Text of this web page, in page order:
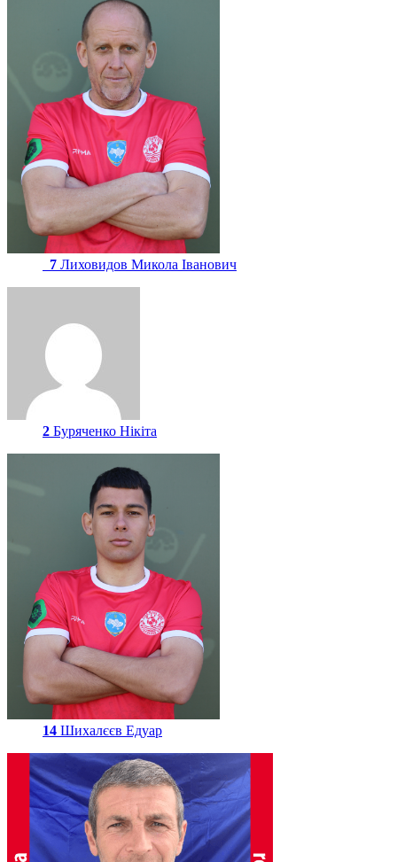
7 Лиховидов Микола Іванович
2 Буряченко Нікіта
14 Шихалєєв Едуар